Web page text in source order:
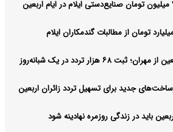
۶۸ هزار تردد در یک شبانه‌روز
جدید برای تسهیل تردد زائران اربعین
باید در زندگی روزمره نهادینه شود